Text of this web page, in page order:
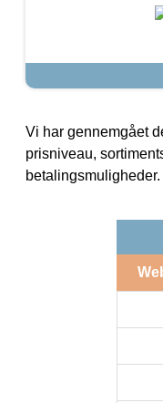
Vi har gennemgået
prisniveau,
betalingsmuligheder.